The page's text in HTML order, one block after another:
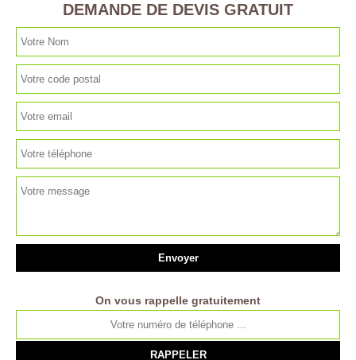
DEMANDE DE DEVIS GRATUIT
On vous rappelle gratuitement